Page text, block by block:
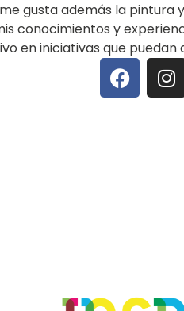
gusta además la pintura
conocimientos y
en iniciativas que puedan